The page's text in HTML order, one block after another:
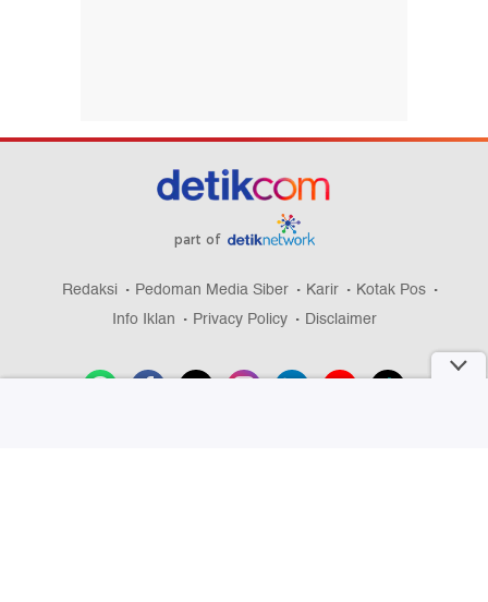
part of
Redaksi Pedoman Media Siber Karir
Kotak Pos
Info Iklan
Privacy Policy Disclaimer